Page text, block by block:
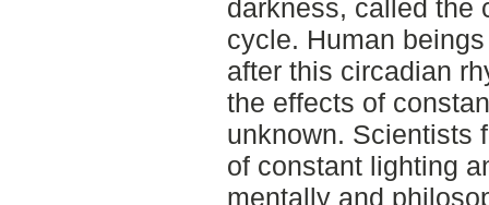
darkness, called the
cycle. Human
after this circadian
the effects of
unknown. Scientists
of constant lighting
mentally and